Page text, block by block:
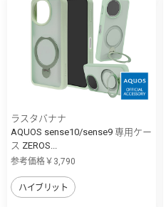
ラスタバナナ
AQUOS sense10/sense9 専用ケー
ス ZEROS...
参考価格￥3,790
ハイブリット